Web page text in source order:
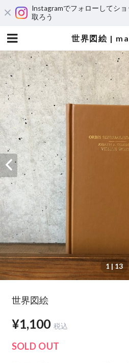
Instagramでフォローしてシ
取ろう
世界図絵 |
1 | 13
世界図絵
¥1,100 税込
SOLD OUT